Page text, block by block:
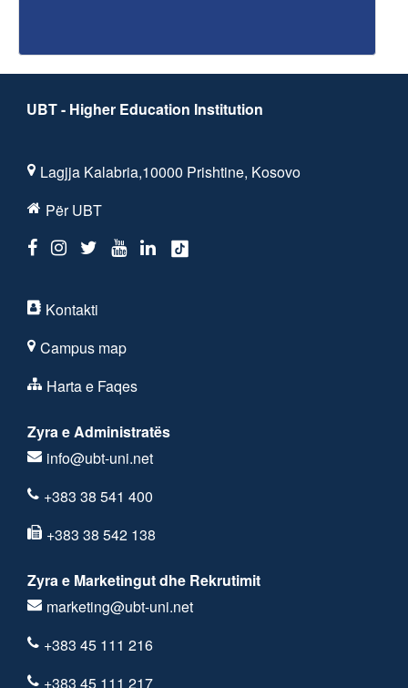
UBT - Higher Education Institution
Lagjja Kalabria,10000 Prishtine, Kosovo
Për UBT
Kontakti
Campus map
Harta e Faqes
Zyra e Administratës
info@ubt-uni.net
+383 38 541 400
+383 38 542 138
Zyra e Marketingut dhe Rekrutimit
marketing@ubt-uni.net
+383 45 111 216
+383 45 111 217